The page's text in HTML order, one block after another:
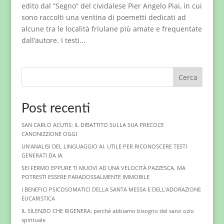
edito dal “Segno” del cividalese Pier Angelo Piai, in cui
sono raccolti una ventina di poemetti dedicati ad
alcune tra le località friulane più amate e frequentate
dall’autore. I testi...
Cerca
Post recenti
SAN CARLO ACUTIS: IL DIBATTITO SULLA SUA PRECOCE
CANONIZZIONE OGGI
UN’ANALISI DEL LINGUAGGIO AI. UTILE PER RICONOSCERE TESTI
GENERATI DA IA
SEI FERMO EPPURE TI MUOVI AD UNA VELOCITÀ PAZZESCA. MA
POTRESTI ESSERE PARADOSSALMENTE IMMOBILE
I BENEFICI PSICOSOMATICI DELLA SANTA MESSA E DELL’ADORAZIONE
EUCARISTICA
IL SILENZIO CHE RIGENERA: perché abbiamo bisogno del sano ozio
spirituale